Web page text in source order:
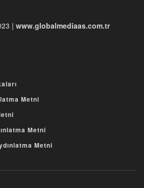
| www.globalmediaas.com.tr
Metni
Metni
Metni